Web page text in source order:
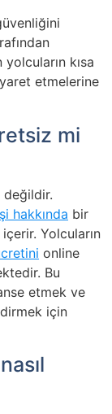
kısa
etmelerine
mi
değildir.
hakkında bir
Yolcuların
online
Bu
etmek ve
için